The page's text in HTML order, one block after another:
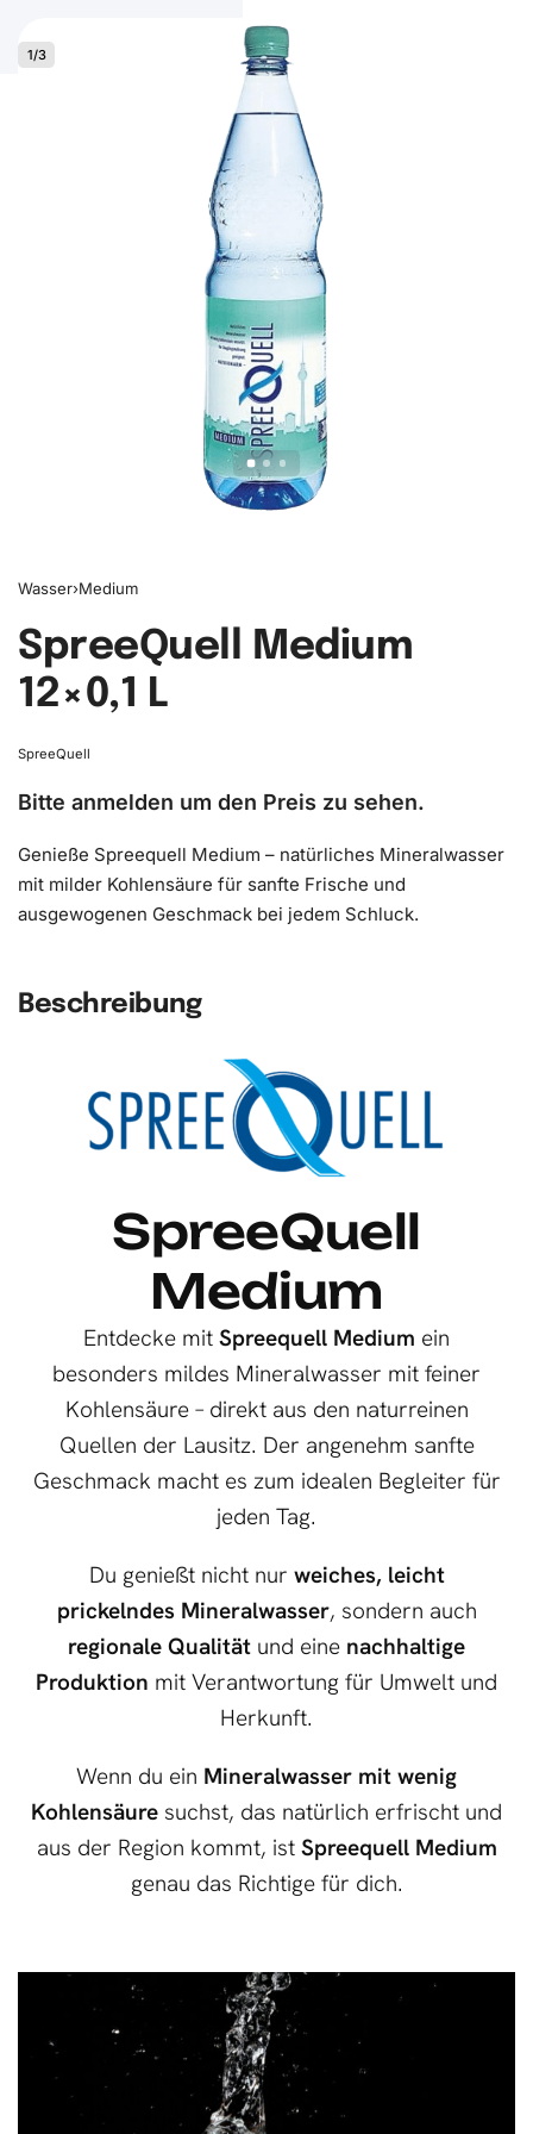
1/3
Wasser›Medium
SpreeQuell Medium
12×0,1 L
SpreeQuell
Bitte anmelden um den Preis zu sehen.
Genieße Spreequell Medium – natürliches Mineralwasser
mit milder Kohlensäure für sanfte Frische und
ausgewogenen Geschmack bei jedem Schluck.
Beschreibung
SpreeQuell
Medium
Entdecke mit Spreequell Medium ein
besonders mildes Mineralwasser mit feiner
Kohlensäure – direkt aus den naturreinen
Quellen der Lausitz. Der angenehm sanfte
Geschmack macht es zum idealen Begleiter für
jeden Tag.
Du genießt nicht nur weiches, leicht
prickelndes Mineralwasser, sondern auch
regionale Qualität und eine nachhaltige
Produktion mit Verantwortung für Umwelt und
Herkunft.
Wenn du ein Mineralwasser mit wenig
Kohlensäure suchst, das natürlich erfrischt und
aus der Region kommt, ist Spreequell Medium
genau das Richtige für dich.